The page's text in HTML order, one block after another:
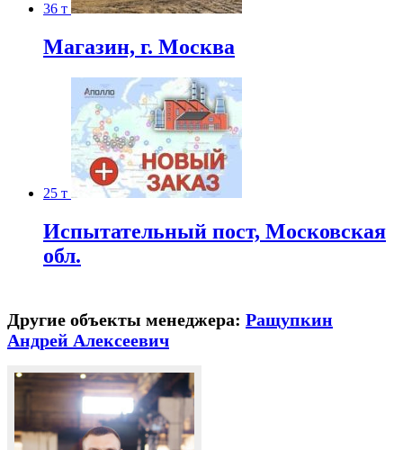
36 т
Магазин, г. Москва
25 т
Испытательный пост, Московская
обл.
Другие объекты менеджера: Ращупкин
Андрей Алексеевич